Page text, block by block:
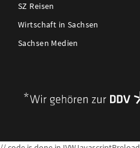
SZ Reisen
Wirtschaft in Sachsen
Sachsen Medien